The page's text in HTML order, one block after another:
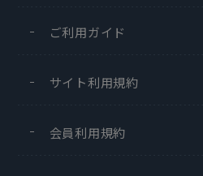
ご利用ガイド
サイト利用規約
会員利用規約